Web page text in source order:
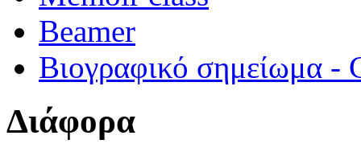
Beamer
Βιογραφικό σημείωμα -
Διάφορα